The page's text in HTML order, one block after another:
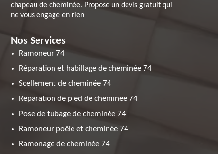
chapeau de cheminée. Propose un devis gratuit qui
ne vous engage en rien
Nos Services
Ramoneur 74
Réparation et habillage de cheminée 74
Scellement de cheminée 74
Réparation de pied de cheminée 74
Pose de tubage de cheminée 74
Ramoneur poêle et cheminée 74
Ramonage de cheminée 74